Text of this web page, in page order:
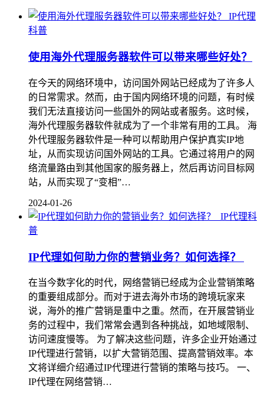
IP代理
科普
使用海外代理服务器软件可以带来哪些好处？
在今天的网络环境中，访问国外网站已经成为了许多人
的日常需求。然而，由于国内网络环境的问题，有时候
我们无法直接访问一些国外的网站或者服务。这时候，
海外代理服务器软件就成为了一个非常有用的工具。 海
外代理服务器软件是一种可以帮助用户保护真实IP地
址，从而实现访问国外网站的工具。它通过将用户的网
络流量路由到其他国家的服务器上，然后再访问目标网
站，从而实现了“变相”…
2024-01-26
IP代理科
普
IP代理如何助力你的营销业务？如何选择？
在当今数字化的时代，网络营销已经成为企业营销策略
的重要组成部分。而对于进去海外市场的跨境玩家来
说，海外的推广营销是重中之重。然而，在开展营销业
务的过程中，我们常常会遇到各种挑战，如地域限制、
访问速度慢等。 为了解决这些问题，许多企业开始通过
IP代理进行营销，以扩大营销范围、提高营销效率。本
文将详细介绍通过IP代理进行营销的策略与技巧。 一、
IP代理在网络营销…